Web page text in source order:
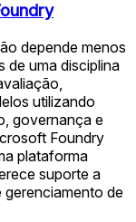
depende menos
de uma disciplina
utilizando
governança e
Foundry
plataforma
suporte a
de